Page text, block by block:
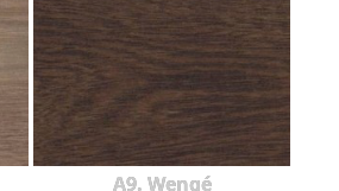
A9. Wengé